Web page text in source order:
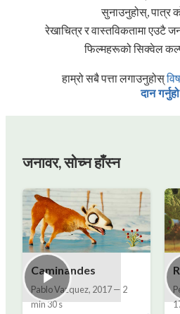
दान
सुनाउनुहोस्, पात्र
रेखाचित्र र वास्तविकतामा एउटै
फिल्महरूको सिक्वेल
हाम्रो सबै पत्ता लगाउनुहोस्
जनावर, सोच्न हाँस्न
Caminandes
Pablo Vazquez, 2017— 2
min 30 s